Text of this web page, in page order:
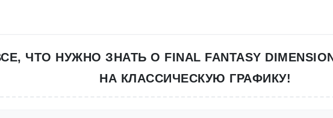
ЧТО НУЖНО ЗНАТЬ О FINAL FANTASY
НА КЛАССИЧЕСКУЮ ГРАФИКУ!